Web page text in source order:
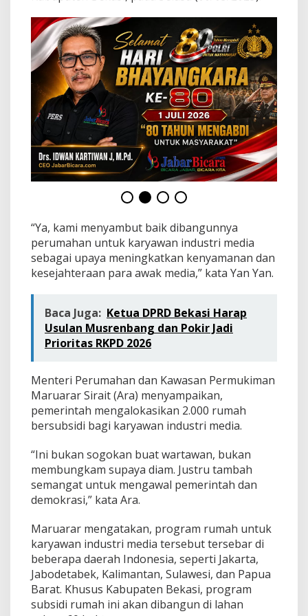
r
y
a
w
a
n
I
s
t
r
i
M
e
i
a
“Ya, kami menyambut baik dibangunnya
perumahan untuk karyawan industri media
sebagai upaya meningkatkan kenyamanan dan
kesejahteraan para awak media,” kata Yan Yan.
Baca Juga: Ketua DPRD Bekasi Harap
Usulan Musrenbang dan Pokir Jadi
Prioritas RKPD 2026
Menteri Perumahan dan Kawasan Permukiman
Maruarar Sirait (Ara) menyampaikan,
pemerintah mengalokasikan 2.000 rumah
bersubsidi bagi karyawan industri media.
“Ini bukan sogokan buat wartawan, bukan
membungkam supaya diam. Justru tambah
semangat untuk mengawal pemerintah dan
demokrasi,” kata Ara.
Maruarar mengatakan, program rumah untuk
karyawan industri media tersebut tersebar di
beberapa daerah Indonesia, seperti Jakarta,
Jabodetabek, Kalimantan, Sulawesi, dan Papua
Barat. Khusus Kabupaten Bekasi, program
subsidi rumah ini akan dibangun di lahan